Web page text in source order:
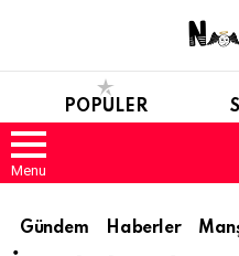
POPULER
Menu
Gündem Haberler